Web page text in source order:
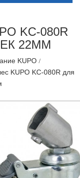
KC-080R
22ММ
KUPO
KUPO KC-080R для